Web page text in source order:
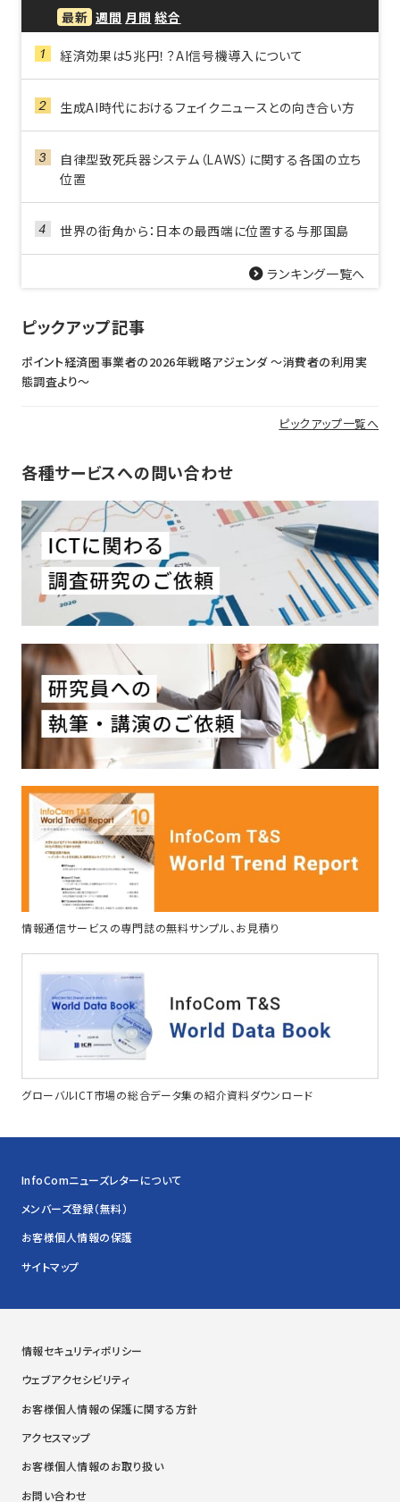
最新 週間 月間 総合
経済効果は5兆円！？AI信号機導入について
生成AI時代におけるフェイクニュースとの向き合い方
自律型致死兵器システム（LAWS）に関する各国の立ち
位置
世界の街角から：日本の最西端に位置する与那国島
ランキング一覧へ
ピックアップ記事
ポイント経済圏事業者の2026年戦略アジェンダ 〜消費者の利用実
態調査より〜
ピックアップ一覧へ
各種サービスへの問い合わせ
情報通信サービスの専門誌の無料サンプル、お見積り
グローバルICT市場の総合データ集の紹介資料ダウンロード
InfoComニューズレターについて
メンバーズ登録（無料）
お客様個人情報の保護
サイトマップ
情報セキュリティポリシー
ウェブアクセシビリティ
お客様個人情報の保護に関する方針
アクセスマップ
お客様個人情報のお取り扱い
お問い合わせ